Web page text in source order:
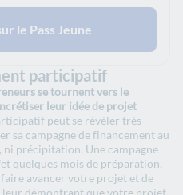
le Pass Jeune
participatif
se tournent vers le
leur idée de projet
peut se révéler très
sa campagne de financement au
précipitation. Une campagne
quelques mois de préparation.
avancer votre projet et de
démontrant que votre projet,